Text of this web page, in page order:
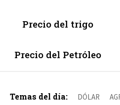
Precio del trigo
Precio del Petróleo
Temas del día: DÓLAR